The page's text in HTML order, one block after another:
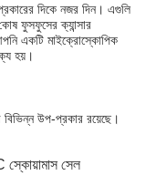
দিকে নজর দিন। এগুলি
ফুসফুসের ক্যান্সার
একটি মাইক্রোস্কোপিক
হয়।
বিভিন্ন উপ-প্রকার রয়েছে।
সেল